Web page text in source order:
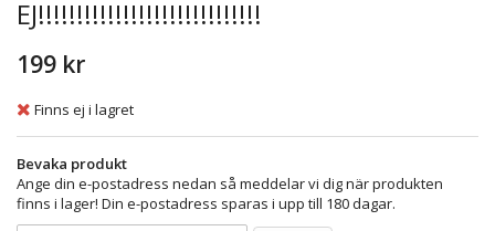
EJ!!!!!!!!!!!!!!!!!!!!!!!!!!!!!
199 kr
Finns ej i lagret
Bevaka produkt
Ange din e-postadress nedan så meddelar vi dig när produkten
finns i lager! Din e-postadress sparas i upp till 180 dagar.